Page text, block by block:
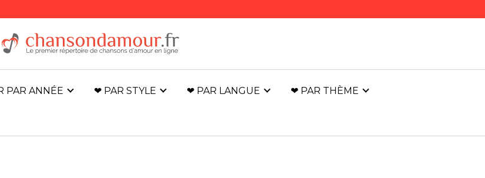
PAR ANNÉE ❤ PAR STYLE ❤ PAR LANGUE ❤ PAR THÈME